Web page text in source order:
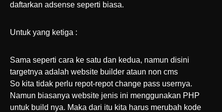
daftarkan adsense seperti biasa.
Untuk yang ketiga :
Sama seperti cara ke satu dan kedua, namun disini
targetnya adalah website builder ataun non cms
So kita tidak perlu repot-repot change pass usernya.
Namun biasanya website jenis ini menggunakan PHP
untuk build nya. Maka dari itu kita harus merubah kode